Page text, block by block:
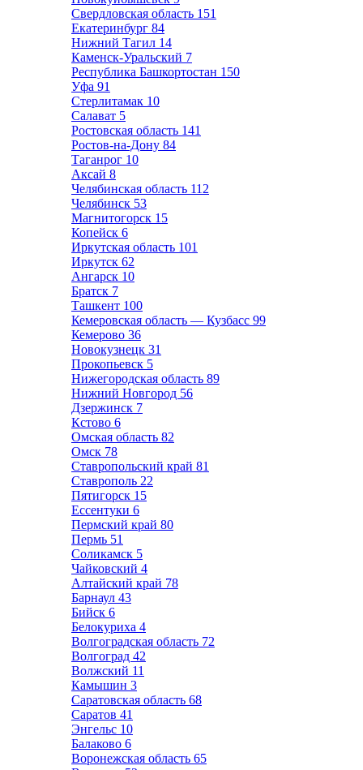
Свердловская область 151
Екатеринбург 84
Нижний Тагил 14
Каменск-Уральский 7
Республика Башкортостан 150
Уфа 91
Стерлитамак 10
Салават 5
Ростовская область 141
Ростов-на-Дону 84
Таганрог 10
Аксай 8
Челябинская область 112
Челябинск 53
Магнитогорск 15
Копейск 6
Иркутская область 101
Иркутск 62
Ангарск 10
Братск 7
Ташкент 100
Кемеровская область — Кузбасс 99
Кемерово 36
Новокузнецк 31
Прокопьевск 5
Нижегородская область 89
Нижний Новгород 56
Дзержинск 7
Кстово 6
Омская область 82
Омск 78
Ставропольский край 81
Ставрополь 22
Пятигорск 15
Ессентуки 6
Пермский край 80
Пермь 51
Соликамск 5
Чайковский 4
Алтайский край 78
Барнаул 43
Бийск 6
Белокуриха 4
Волгоградская область 72
Волгоград 42
Волжский 11
Камышин 3
Саратовская область 68
Саратов 41
Энгельс 10
Балаково 6
Воронежская область 65